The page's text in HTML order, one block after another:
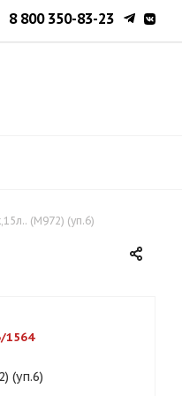
8 800 350-83-23
(М972) (уп.6)
1564
(уп.6)